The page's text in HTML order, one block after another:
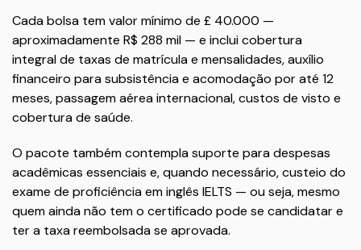
Cada bolsa tem valor mínimo de £ 40.000 —
aproximadamente R$ 288 mil — e inclui cobertura
integral de taxas de matrícula e mensalidades, auxílio
financeiro para subsistência e acomodação por até 12
meses, passagem aérea internacional, custos de visto e
cobertura de saúde.
O pacote também contempla suporte para despesas
acadêmicas essenciais e, quando necessário, custeio do
exame de proficiência em inglês IELTS — ou seja, mesmo
quem ainda não tem o certificado pode se candidatar e
ter a taxa reembolsada se aprovada.